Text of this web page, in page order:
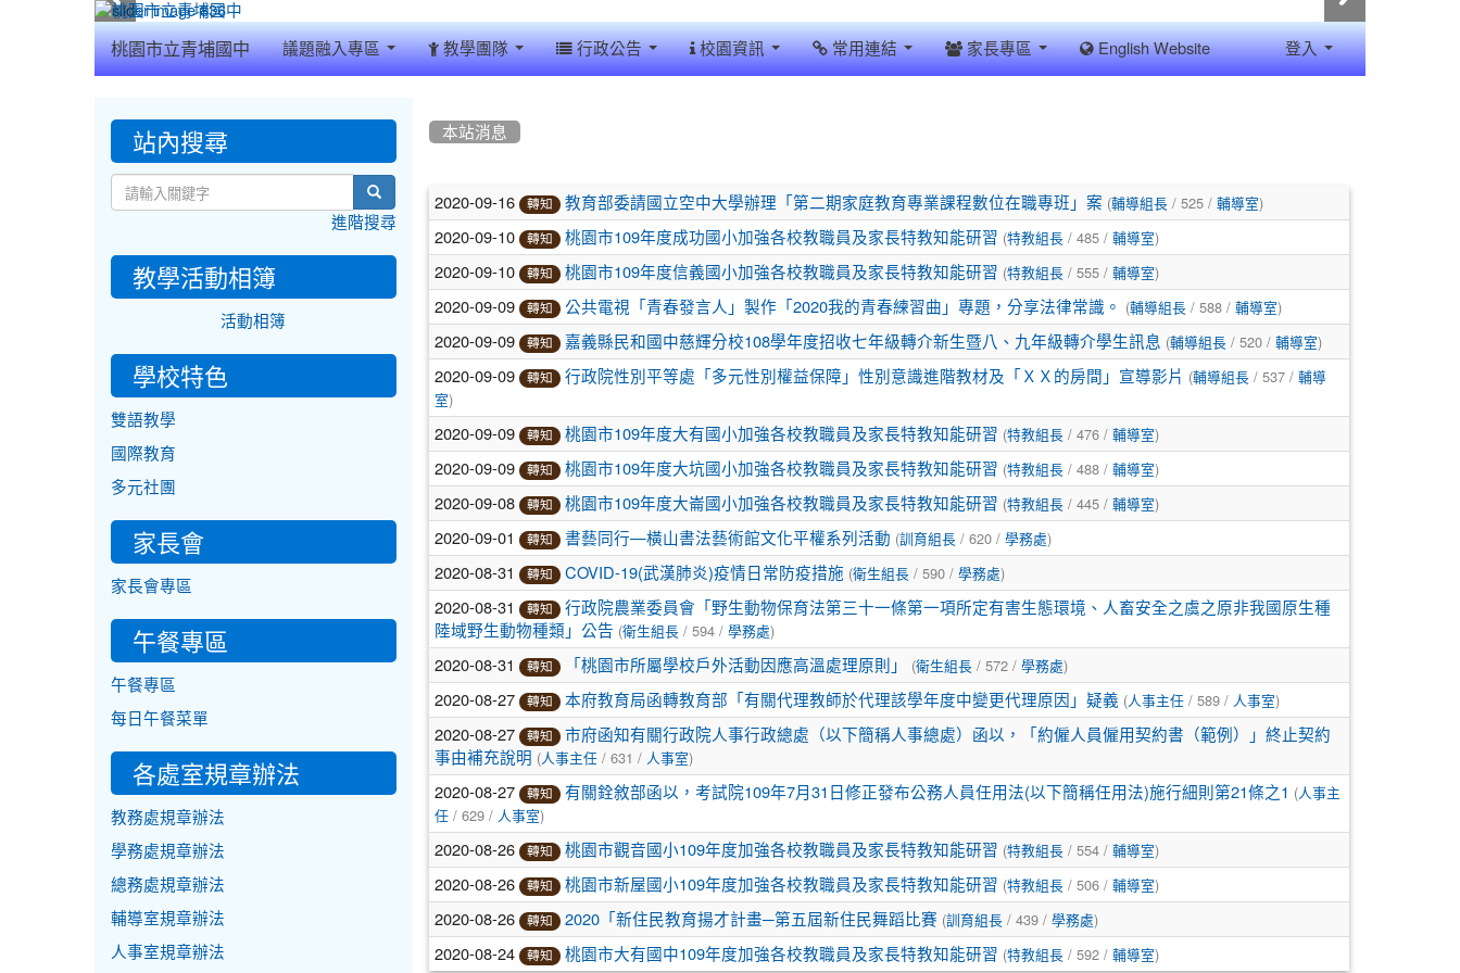
桃園市立青埔國中 議題融入專區 教學團隊 行政公告 校園資訊 常用連結 家長專區 English Website 登入
本站消息
文
章
列
表
2020-09-16 轉知 教育部委請國立空中大學辦理「第二期家庭教育專業課程數位在職專班」案 (輔導組長/ 525 / 輔導室)
2020-09-10 轉知 桃園市109年度成功國小加強各校教職員及家長特教知能研習 (特教組長/ 485 / 輔導室)
2020-09-10 轉知 桃園市109年度信義國小加強各校教職員及家長特教知能研習 (特教組長/ 555 / 輔導室)
2020-09-09 轉知 公共電視「青春發言人」製作「2020我的青春練習曲」專題，分享法律常識。 (輔導組長/ 588 / 輔導室)
2020-09-09 轉知 嘉義縣民和國中慈輝分校108學年度招收七年級轉介新生暨八、九年級轉介學生訊息 (輔導組長/ 520 / 輔導室)
2020-09-09 轉知 行政院性別平等處「多元性別權益保障」性別意識進階教材及「ＸＸ的房間」宣導影片 (輔導組長/ 537 / 輔導
室)
2020-09-09 轉知 桃園市109年度大有國小加強各校教職員及家長特教知能研習 (特教組長/ 476 / 輔導室)
2020-09-09 轉知 桃園市109年度大坑國小加強各校教職員及家長特教知能研習 (特教組長/ 488 / 輔導室)
2020-09-08 轉知 桃園市109年度大崙國小加強各校教職員及家長特教知能研習 (特教組長/ 445 / 輔導室)
2020-09-01 轉知 書藝同行—橫山書法藝術館文化平權系列活動 (訓育組長/ 620 / 學務處)
2020-08-31 轉知 COVID-19(武漢肺炎)疫情日常防疫措施 (衛生組長/ 590 / 學務處)
2020-08-31 轉知
行政院農業委員會「野生動物保育法第三十一條第一項所定有害生態環境、人畜安全之虞之原非我國原生種
陸域野生動物種類」公告 (衛生組長/ 594 / 學務處)
2020-08-31 轉知 「桃園市所屬學校戶外活動因應高溫處理原則」 (衛生組長/ 572 / 學務處)
2020-08-27 轉知 本府教育局函轉教育部「有關代理教師於代理該學年度中變更代理原因」疑義 (人事主任/ 589 / 人事室)
2020-08-27 轉知
市府函知有關行政院人事行政總處（以下簡稱人事總處）函以，「約僱人員僱用契約書（範例）」終止契約
事由補充說明 (人事主任/ 631 / 人事室)
2020-08-27 轉知 有關銓敘部函以，考試院109年7月31日修正發布公務人員任用法(以下簡稱任用法)施行細則第21條之1 (人事主
任/ 629 / 人事室)
2020-08-26 轉知 桃園市觀音國小109年度加強各校教職員及家長特教知能研習 (特教組長/ 554 / 輔導室)
2020-08-26 轉知 桃園市新屋國小109年度加強各校教職員及家長特教知能研習 (特教組長/ 506 / 輔導室)
2020-08-26 轉知 2020「新住民教育揚才計畫─第五屆新住民舞蹈比賽 (訓育組長/ 439 / 學務處)
2020-08-24 轉知 桃園市大有國中109年度加強各校教職員及家長特教知能研習 (特教組長/ 592 / 輔導室)
::: 站內搜尋
search
進階搜尋
教學活動相簿
活動相簿
學校特色
雙語教學
國際教育
多元社團
家長會
家長會專區
午餐專區
午餐專區
每日午餐菜單
各處室規章辦法
教務處規章辦法
學務處規章辦法
總務處規章辦法
輔導室規章辦法
人事室規章辦法